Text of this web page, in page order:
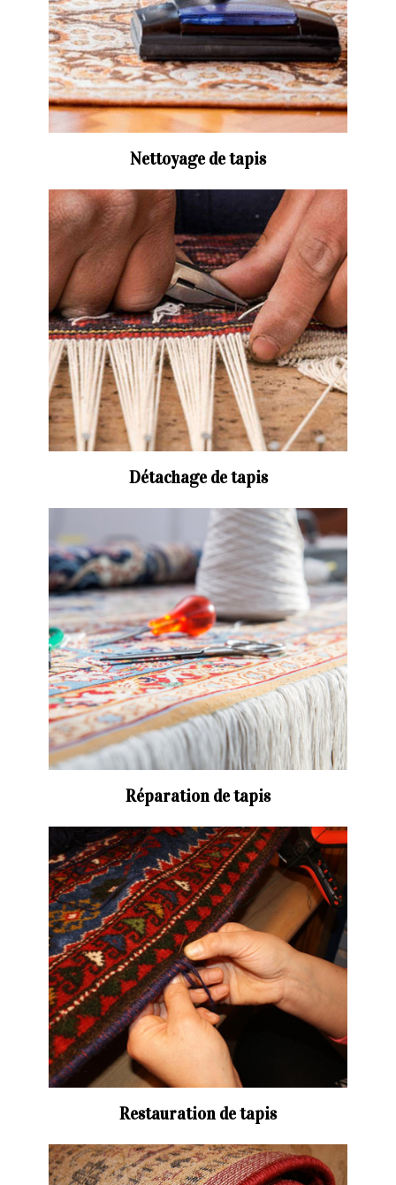
Nettoyage de tapis
Détachage de tapis
Réparation de tapis
Restauration de tapis